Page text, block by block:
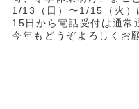
1/13（日）〜1/15（火）
15日から電話受付は通常
今年もどうぞよろしくお